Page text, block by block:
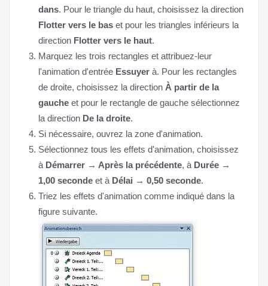
dans. Pour le triangle du haut, choisissez la direction
Flotter vers le bas et pour les triangles inférieurs la
direction Flotter vers le haut.
Marquez les trois rectangles et attribuez-leur
l'animation d'entrée Essuyer à. Pour les rectangles
de droite, choisissez la direction À partir de la
gauche et pour le rectangle de gauche sélectionnez
la direction De la droite.
Si nécessaire, ouvrez la zone d'animation.
Sélectionnez tous les effets d'animation, choisissez
à Démarrer → Après la précédente, à Durée →
1,00 seconde et à Délai → 0,50 seconde.
Triez les effets d'animation comme indiqué dans la
figure suivante.